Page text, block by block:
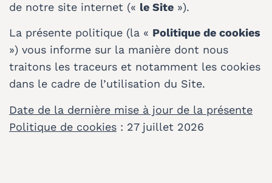
de notre site internet (« le Site »).
La présente politique (la « Politique de cookies
») vous informe sur la manière dont nous
traitons les traceurs et notamment les cookies
dans le cadre de l’utilisation du Site.
Date de la dernière mise à jour de la présente
Politique de cookies : 27 juillet 2026